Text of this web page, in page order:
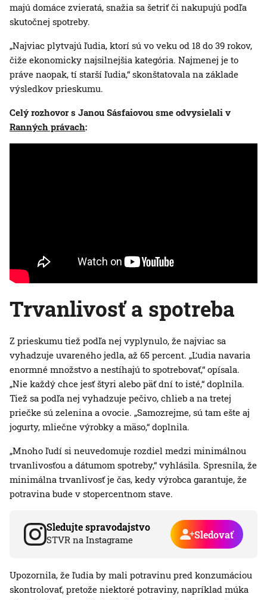
majú domáce zvieratá, snažia sa šetriť či nakupujú podľa
skutočnej spotreby.
„Najviac plytvajú ľudia, ktorí sú vo veku od 18 do 39 rokov,
čiže ekonomicky najsilnejšia kategória. Najmenej je to
práve naopak, tí starší ľudia,“ skonštatovala na základe
výsledkov prieskumu.
Celý rozhovor s Janou Sásfaiovou sme odvysielali v
Ranných právach:
Trvanlivosť a spotreba
Z prieskumu tiež podľa nej vyplynulo, že najviac sa
vyhadzuje uvareného jedla, až 65 percent. „Ľudia navaria
enormné množstvo a nestíhajú to spotrebovať,“ opísala.
„Nie každý chce jesť štyri alebo päť dní to isté,“ doplnila.
Tiež sa podľa nej vyhadzuje pečivo, chlieb a na tretej
priečke sú zelenina a ovocie. „Samozrejme, sú tam ešte aj
jogurty, mliečne výrobky a mäso,“ doplnila.
„Mnoho ľudí si neuvedomuje rozdiel medzi minimálnou
trvanlivosťou a dátumom spotreby,“ vyhlásila. Spresnila, že
minimálna trvanlivosť je čas, kedy výrobca garantuje, že
potravina bude v stopercentnom stave.
Sledujte spravodajstvo
STVR na Instagrame Sledovať
Upozornila, že ľudia by mali potravinu pred konzumáciou
skontrolovať, pretože niektoré potraviny, napríklad múka